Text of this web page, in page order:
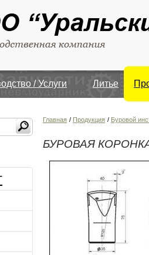
/ Услуги Литье
Главная / Продукция / Буровой
БУРОВАЯ